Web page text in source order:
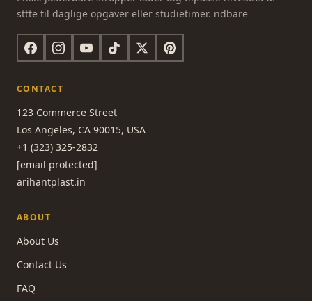
sttte til daglige opgaver eller studietimer. ndbare
CONTACT
123 Commerce Street
Los Angeles, CA 90015, USA
+1 (323) 325-2832
[email protected]
arihantplast.in
ABOUT
About Us
Contact Us
FAQ